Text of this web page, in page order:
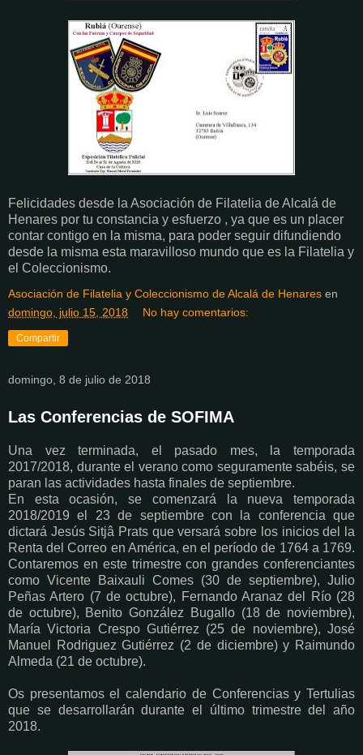
Felicidades desde la Asociación de Filatelia de Alcalá de
Henares por tu constancia y esfuerzo , ya que es un placer
contar contigo en la misma, para poder seguir difundiendo
desde la misma esta maravilloso mundo que es la Filatelia y
el Coleccionismo.
Asociación de Filatelia y Coleccionismo de Alcalá de Henares en
domingo, julio 15, 2018
No hay comentarios:
Compartir
domingo, 8 de julio de 2018
Las Conferencias de SOFIMA
Una vez terminada, el pasado mes, la temporada
2017/2018, durante el verano como seguramente sabéis, se
paran las actividades hasta finales de septiembre.
En esta ocasión, se comenzará la nueva temporada
2018/2019 el 23 de septiembre con la conferencia que
dictará Jesús Sitjâ Prats que versará sobre los inicios del la
Renta del Correo en América, en el período de 1764 a 1769.
Contaremos en este trimestre con grandes conferenciantes
como Vicente Baixauli Comes (30 de septiembre), Julio
Peñas Artero (7 de octubre), Fernando Aranaz del Río (28
de octubre), Benito González Bugallo (18 de noviembre),
María Victoria Crespo Gutiérrez (25 de noviembre), José
Manuel Rodriguez Gutiérrez (2 de diciembre) y Raimundo
Almeda (21 de octubre).
Os presentamos el calendario de Conferencias y Tertulias
que se desarrollarán durante el último trimestre del año
2018.